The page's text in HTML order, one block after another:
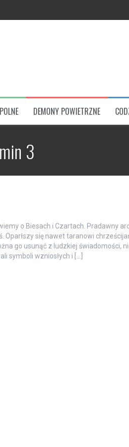
DEMONY POWIETRZNE
3
o Biesach i Czartach. Pradawny
Oparłszy się nawet taranowi
go usunąć z ludzkiej świadomości,
symboli wzniosłych i […]